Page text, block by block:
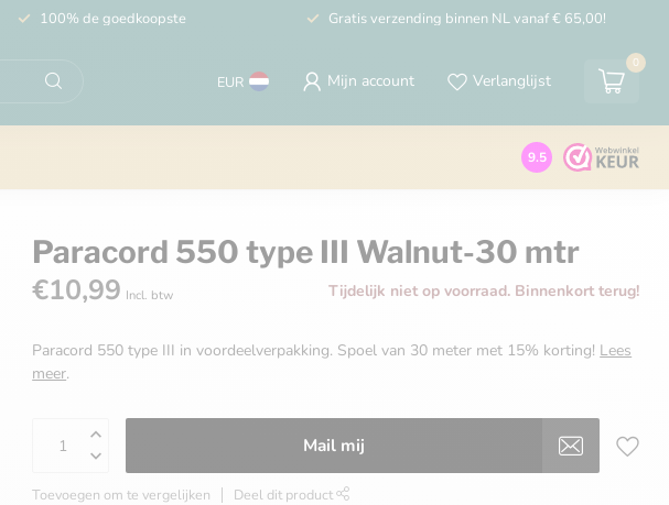
100% de goedkoopste Gratis verzending binnen NL vanaf € 65,00!
EUR Mijn account Verlanglijst
0
9.5
Paracord 550 type III Walnut-30 mtr
€10,99 Incl. btw Tijdelijk niet op voorraad. Binnenkort terug!
Paracord 550 type III in voordeelverpakking. Spoel van 30 meter met 15% korting! Lees
meer.
Mail mij
Toevoegen om te vergelijken Deel dit product